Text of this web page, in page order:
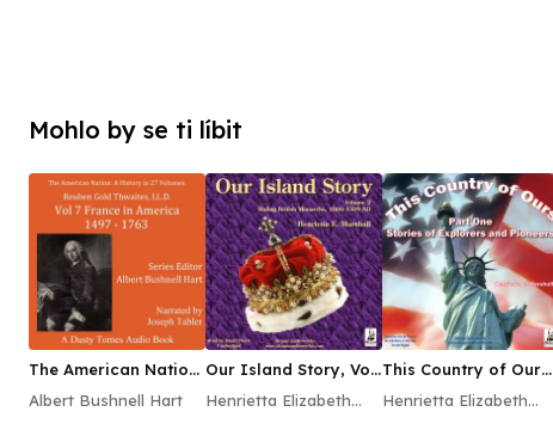
Mohlo by se ti líbit
The American Nation:
Albert Bushnell Hart
Our Island Story, Vol.
Henrietta Elizabeth
This Country of Ours,
Henrietta Elizabeth